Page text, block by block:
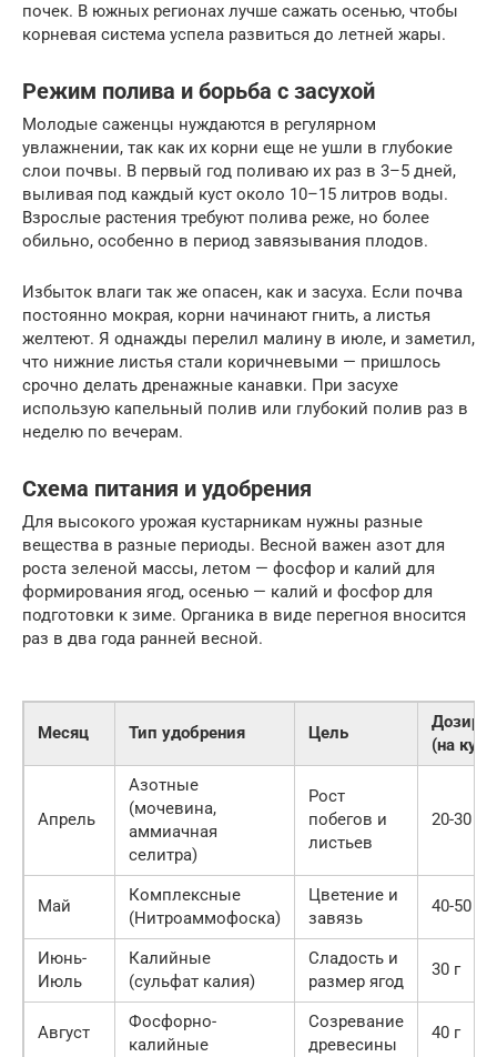
почек. В южных регионах лучше сажать осенью, чтобы
корневая система успела развиться до летней жары.
Режим полива и борьба с засухой
Молодые саженцы нуждаются в регулярном
увлажнении, так как их корни еще не ушли в глубокие
слои почвы. В первый год поливаю их раз в 3–5 дней,
выливая под каждый куст около 10–15 литров воды.
Взрослые растения требуют полива реже, но более
обильно, особенно в период завязывания плодов.
Избыток влаги так же опасен, как и засуха. Если почва
постоянно мокрая, корни начинают гнить, а листья
желтеют. Я однажды перелил малину в июле, и заметил,
что нижние листья стали коричневыми — пришлось
срочно делать дренажные канавки. При засухе
использую капельный полив или глубокий полив раз в
неделю по вечерам.
Схема питания и удобрения
Для высокого урожая кустарникам нужны разные
вещества в разные периоды. Весной важен азот для
роста зеленой массы, летом — фосфор и калий для
формирования ягод, осенью — калий и фосфор для
подготовки к зиме. Органика в виде перегноя вносится
раз в два года ранней весной.
Месяц Тип удобрения Цель
(на
Апрель
Азотные
(мочевина,
аммиачная
селитра)
Рост
побегов и
листьев
20-30 г
Май
Комплексные
(Нитроаммофоска)
Цветение и
завязь
40-50 г
Июнь-
Июль
Калийные
(сульфат калия)
Сладость и
размер ягод
30 г
Август
Фосфорно-
калийные
Созревание
древесины
40 г